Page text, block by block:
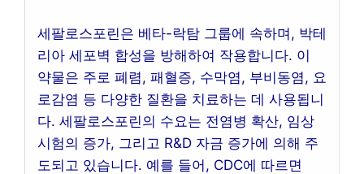
세팔로스포린은 베타-락탐 그룹에 속하며, 박테
리아 세포벽 합성을 방해하여 작용합니다. 이
약물은 주로 폐렴, 패혈증, 수막염, 부비동염, 요
로감염 등 다양한 질환을 치료하는 데 사용됩니
다. 세팔로스포린의 수요는 전염병 확산, 임상
시험의 증가, 그리고 R&D 자금 증가에 의해 주
도되고 있습니다. 예를 들어, CDC에 따르면